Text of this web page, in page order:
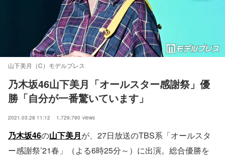
山下美月（C）モデルプレス
乃木坂46山下美月「オールスター感謝祭」優
勝「自分が一番驚いています」
2021.03.28 11:12 1,729,790 views
乃木坂46の山下美月が、27日放送のTBS系「オールスタ
ー感謝祭’21春」（よる6時25分～）に出演。総合優勝を